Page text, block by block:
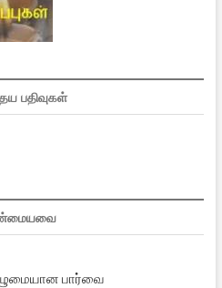
பதிவுகள்
பார்வை